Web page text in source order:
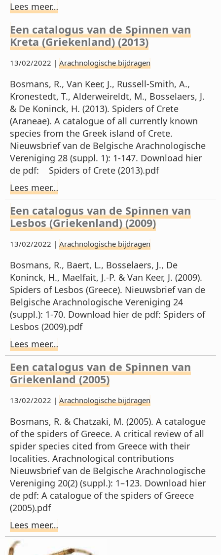
Lees meer…
Een catalogus van de Spinnen van
Kreta (Griekenland) (2013)
13/02/2022 | Arachnologische bijdragen
Bosmans, R., Van Keer, J., Russell-Smith, A.,
Kronestedt, T., Alderweireldt, M., Bosselaers, J.
& De Koninck, H. (2013). Spiders of Crete
(Araneae). A catalogue of all currently known
species from the Greek island of Crete.
Nieuwsbrief van de Belgische Arachnologische
Vereniging 28 (suppl. 1): 1-147. Download hier
de pdf: Spiders of Crete (2013).pdf
Lees meer…
Een catalogus van de Spinnen van
Lesbos (Griekenland) (2009)
13/02/2022 | Arachnologische bijdragen
Bosmans, R., Baert, L., Bosselaers, J., De
Koninck, H., Maelfait, J.-P. & Van Keer, J. (2009).
Spiders of Lesbos (Greece). Nieuwsbrief van de
Belgische Arachnologische Vereniging 24
(suppl.): 1-70. Download hier de pdf: Spiders of
Lesbos (2009).pdf
Lees meer…
Een catalogus van de Spinnen van
Griekenland (2005)
13/02/2022 | Arachnologische bijdragen
Bosmans, R. & Chatzaki, M. (2005). A catalogue
of the spiders of Greece. A critical review of all
spider species cited from Greece with their
localities. Arachnological contributions
Nieuwsbrief van de Belgische Arachnologische
Vereniging 20(2) (suppl.): 1–123. Download hier
de pdf: A catalogue of the spiders of Greece
(2005).pdf
Lees meer…